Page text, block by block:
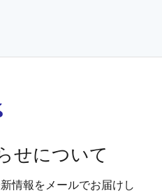
せについて
情報をメールでお届けし